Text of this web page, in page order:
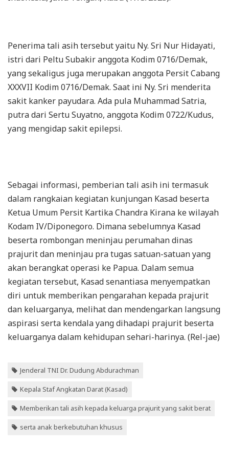
Penerima tali asih tersebut yaitu Ny. Sri Nur Hidayati,
istri dari Peltu Subakir anggota Kodim 0716/Demak,
yang sekaligus juga merupakan anggota Persit Cabang
XXXVII Kodim 0716/Demak. Saat ini Ny. Sri menderita
sakit kanker payudara. Ada pula Muhammad Satria,
putra dari Sertu Suyatno, anggota Kodim 0722/Kudus,
yang mengidap sakit epilepsi.
Sebagai informasi, pemberian tali asih ini termasuk
dalam rangkaian kegiatan kunjungan Kasad beserta
Ketua Umum Persit Kartika Chandra Kirana ke wilayah
Kodam IV/Diponegoro. Dimana sebelumnya Kasad
beserta rombongan meninjau perumahan dinas
prajurit dan meninjau pra tugas satuan-satuan yang
akan berangkat operasi ke Papua. Dalam semua
kegiatan tersebut, Kasad senantiasa menyempatkan
diri untuk memberikan pengarahan kepada prajurit
dan keluarganya, melihat dan mendengarkan langsung
aspirasi serta kendala yang dihadapi prajurit beserta
keluarganya dalam kehidupan sehari-harinya. (Rel-jae)
Jenderal TNI Dr. Dudung Abdurachman
Kepala Staf Angkatan Darat (Kasad)
Memberikan tali asih kepada keluarga prajurit yang sakit berat
serta anak berkebutuhan khusus